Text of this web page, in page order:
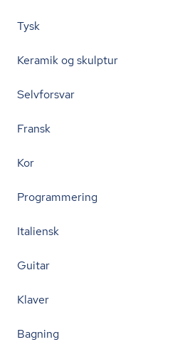
Tysk
Keramik og skulptur
Selvforsvar
Fransk
Kor
Programmering
Italiensk
Guitar
Klaver
Bagning